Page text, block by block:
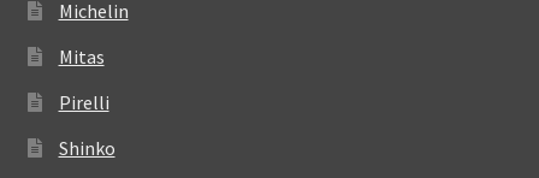
Michelin
Mitas
Pirelli
Shinko